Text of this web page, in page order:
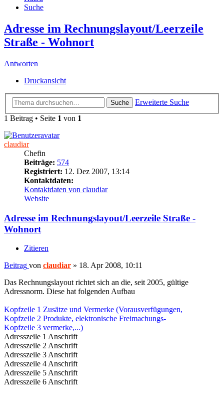
Suche
Adresse im Rechnungslayout/Leerzeile
Straße - Wohnort
Antworten
Druckansicht
Suche
Erweiterte Suche
1 Beitrag • Seite 1 von 1
claudiar
Chefin
Beiträge: 574
Registriert: 12. Dez 2007, 13:14
Kontaktdaten:
Kontaktdaten von claudiar
Website
Adresse im Rechnungslayout/Leerzeile Straße -
Wohnort
Zitieren
Beitrag von claudiar » 18. Apr 2008, 10:11
Das Rechnungslayout richtet sich an die, seit 2005, gültige
Adressnorm. Diese hat folgenden Aufbau
Kopfzeile 1 Zusätze und Vermerke (Vorausverfügungen,
Kopfzeile 2 Produkte, elektronische Freimachungs-
Kopfzeile 3 vermerke,...)
Adresszeile 1 Anschrift
Adresszeile 2 Anschrift
Adresszeile 3 Anschrift
Adresszeile 4 Anschrift
Adresszeile 5 Anschrift
Adresszeile 6 Anschrift